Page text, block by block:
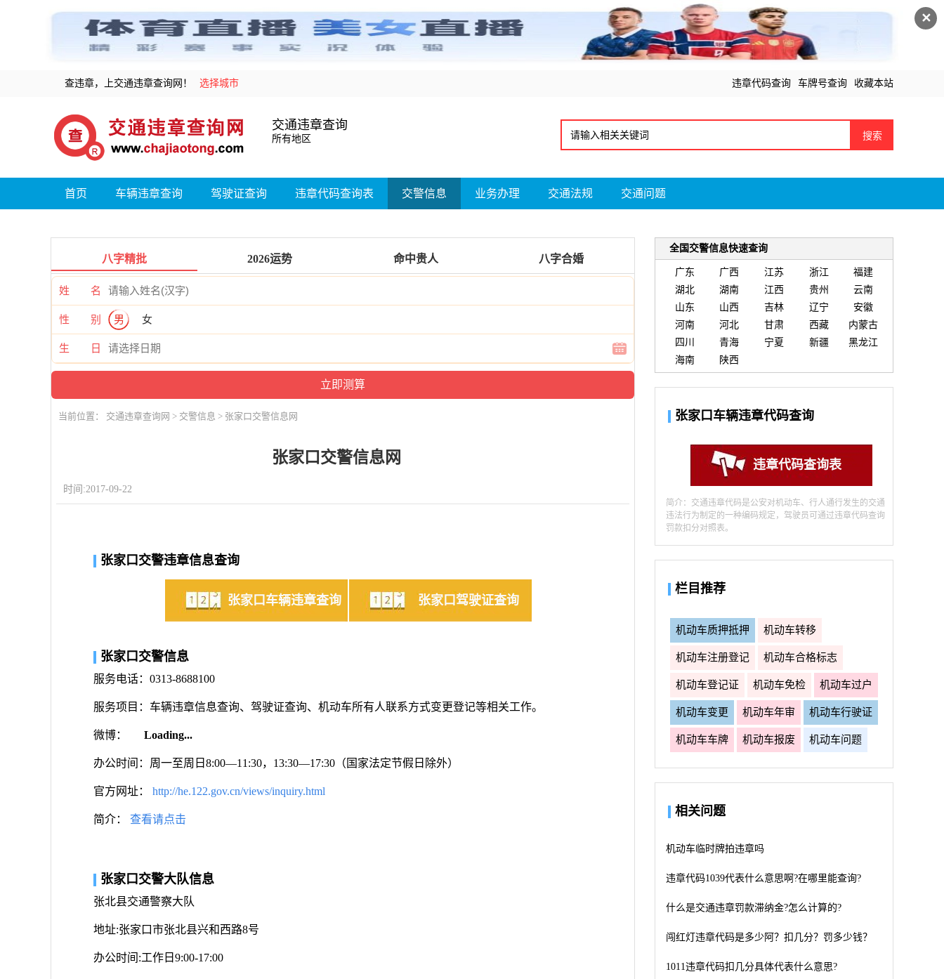
✕
查违章，上交通违章查询网！ 选择城市 违章代码查询 车牌号查询 收藏本站
交通违章查询
所有地区 搜索
首页 车辆违章查询 驾驶证查询 违章代码查询表 交警信息 业务办理 交通法规 交通问题
八字精批 2026运势 命中贵人 八字合婚
姓 名
性 别 男 女
生 日
当前位置： 交通违章查询网 > 交警信息 > 张家口交警信息网
张家口交警信息网
时间:2017-09-22
张家口交警违章信息查询
张家口车辆违章查询 张家口驾驶证查询
张家口交警信息
服务电话：0313-8688100
服务项目：车辆违章信息查询、驾驶证查询、机动车所有人联系方式变更登记等相关工作。
微博： Loading...
办公时间：周一至周日8:00—11:30，13:30—17:30（国家法定节假日除外）
官方网址： http://he.122.gov.cn/views/inquiry.html
简介： 查看请点击
张家口交警大队信息
张北县交通警察大队
地址:张家口市张北县兴和西路8号
办公时间:工作日9:00-17:00
全国交警信息快速查询
广东 广西 江苏 浙江
福建
湖北
湖南 江西 贵州
云南
山东
山西 吉林 辽宁
安徽
河南
河北 甘肃 西藏
内蒙古
四川
青海 宁夏 新疆
黑龙江
海南
陕西
张家口车辆违章代码查询
违章代码查询表
简介：交通违章代码是公安对机动车、行人通行发生的交通
违法行为制定的一种编码规定，驾驶员可通过违章代码查询
罚款扣分对照表。
栏目推荐
机动车质押抵押 机动车转移
机动车注册登记 机动车合格标志
机动车登记证 机动车免检 机动车过户
机动车变更 机动车年审 机动车行驶证
机动车车牌 机动车报废 机动车问题
相关问题
机动车临时牌拍违章吗
违章代码1039代表什么意思啊?在哪里能查询?
什么是交通违章罚款滞纳金?怎么计算的?
闯红灯违章代码是多少阿？扣几分？罚多少钱？
1011违章代码扣几分具体代表什么意思?